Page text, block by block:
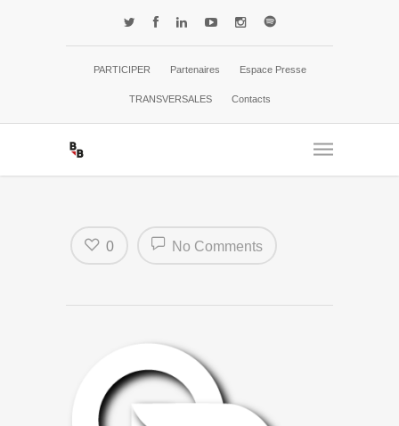
PARTICIPER Partenaires Espace Presse
TRANSVERSALES Contacts
No Comments
0